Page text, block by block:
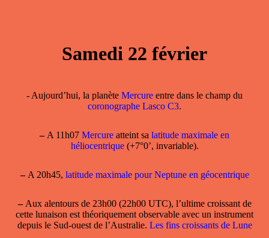
Samedi 22 février
- Aujourd’hui, la planète Mercure entre dans le champ du
coronographe Lasco C3.
–A 11h07 Mercure atteint sa latitude maximale en
héliocentrique(+7°0’, invariable).
–A 20h45, latitude maximale pour Neptune en géocentrique
–Aux alentours de 23h00 (22h00 UTC), l’ultime croissant de
cette lunaison est théoriquement observable avec un instrument
depuis le Sud-ouest de l’Australie. Les fins croissants de Lune